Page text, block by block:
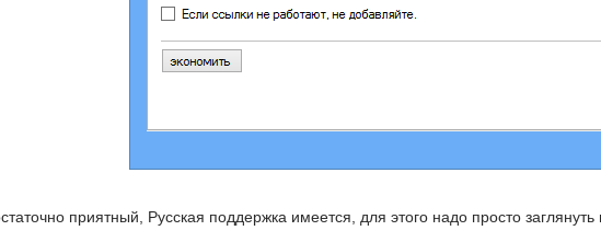
приятный, Русская поддержка имеется, для этого надо просто